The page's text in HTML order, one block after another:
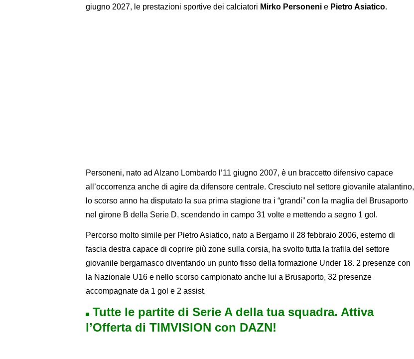
giugno 2027, le prestazioni sportive dei calciatori Mirko Personeni e Pietro Asiatico.
Personeni, nato ad Alzano Lombardo l’11 giugno 2007, è un braccetto difensivo capace
all’occorrenza anche di agire da difensore centrale. Cresciuto nel settore giovanile atalantino,
lo scorso anno ha disputato la sua prima stagione tra i “grandi” con la maglia del Brusaporto
nel girone B della Serie D, scendendo in campo 31 volte e mettendo a segno 1 gol.
Percorso molto simile per Pietro Asiatico, nato a Bergamo il 28 febbraio 2006, esterno di
fascia destra capace di coprire più zone sulla corsia, ha svolto tutta la trafila del settore
giovanile bergamasco diventando un punto fisso della formazione Under 18. 2 presenze con
la Nazionale U16 e nello scorso campionato anche lui a Brusaporto, 32 presenze
accompagnate da 1 gol e 2 assist.
Tutte le partite di Serie A della tua squadra. Attiva
l’Offerta di TIMVISION con DAZN!